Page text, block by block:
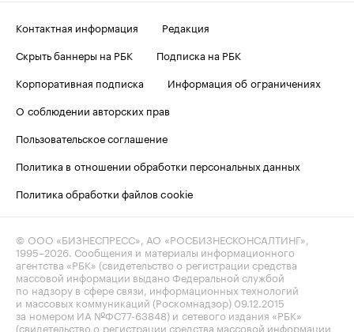
Контактная информация
Редакция
Скрыть баннеры на РБК
Подписка на РБК
Корпоративная подписка
Информация об ограничениях
О соблюдении авторских прав
Пользовательское соглашение
Политика в отношении обработки персональных данных
Политика обработки файлов cookie
© ООО «БИЗНЕСПРЕСС», АО «РОСБИЗНЕСКОНСАЛТИНГ»,
1995–2026. Сообщения и материалы информационного
агентства «РБК» (свидетельство о регистрации средства
массовой информации выдано Федеральной службой
по надзору в сфере связи, информационных технологий
и массовых коммуникаций (Роскомнадзор) 09.12.2015
за номером ИА №ФС77-63848) и сетевого издания «РБК»
(свидетельство о регистрации средства массовой информации